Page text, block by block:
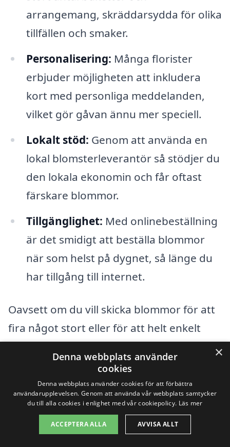
arrangemang, skräddarsydda för olika
tillfällen och smaker.
Personalisering: Många florister
erbjuder möjligheten att inkludera
kort med personliga meddelanden,
vilket gör gåvan ännu mer speciell.
Lokalt stöd: Genom att använda en
lokal blomsterleverantör så stödjer du
den lokala ekonomin och får oftast
färskare blommor.
Tillgänglighet: Med onlinebeställning
är det smidigt att beställa blommor
när som helst på dygnet, så länge du
har tillgång till internet.
Oavsett om du vill skicka blommor för att
fira något stort eller för att helt enkelt
göra någon glad, så kanskicka blombud
i Filipstadvara lösningen på ditt behov.
Plattformen hjälper dig att utforska alla
tillgängliga alternativ och välja den
perfekta buketten för just ditt tillfälle.
×
Denna webbplats använder
cookies
Denna webbplats använder cookies för att förbättra
användarupplevelsen. Genom att använda vår webbplats samtycker
du till alla cookies i enlighet med vår cookiepolicy. Läs mer
ACCEPTERA ALLA AVVISA ALLT